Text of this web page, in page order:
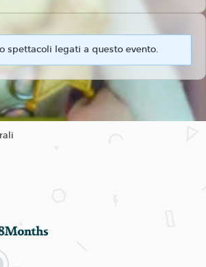
spettacoli legati a questo evento.